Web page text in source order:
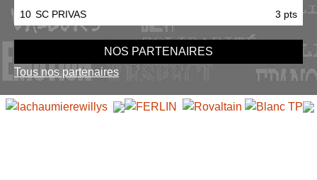
10 SC PRIVAS 3 pts
NOS PARTENAIRES
Tous nos partenaires